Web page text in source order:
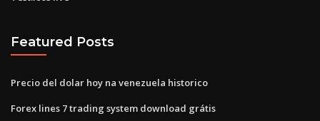
Featured Posts
Precio del dolar hoy na venezuela historico
Forex lines 7 trading system download grátis